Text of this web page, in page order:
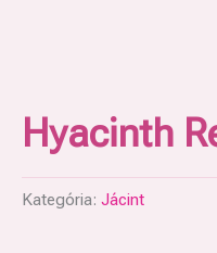
Hyacinth
Kategória: Jácint